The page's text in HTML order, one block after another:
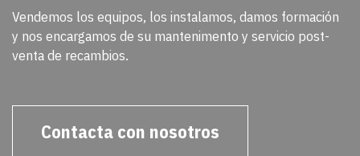
Vendemos los equipos, los instalamos, damos formación
y nos encargamos de su mantenimento y servicio post-
venta de recambios.
Contacta con nosotros